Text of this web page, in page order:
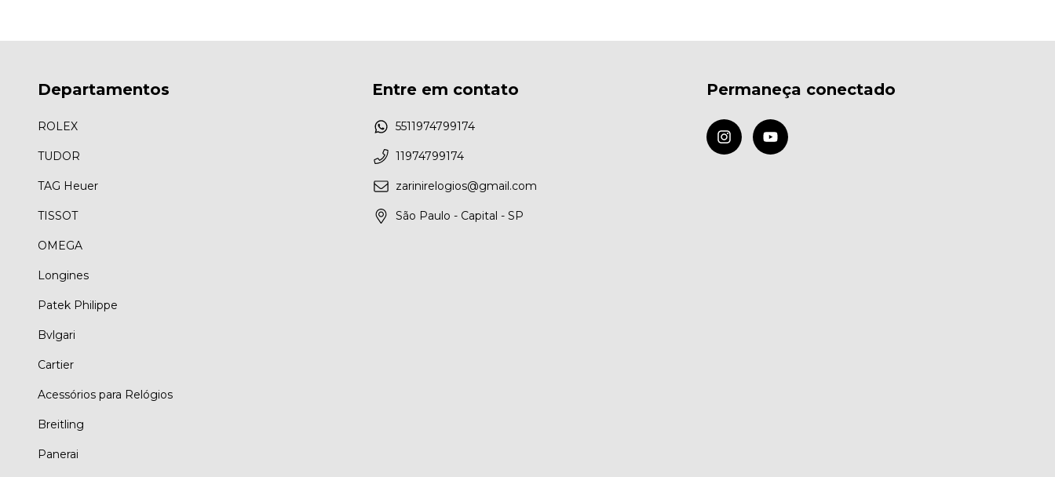
Departamentos
ROLEX
TUDOR
TAG Heuer
TISSOT
OMEGA
Longines
Patek Philippe
Bvlgari
Cartier
Acessórios para Relógios
Breitling
Panerai
Entre em contato
5511974799174
11974799174
zarinirelogios@gmail.com
São Paulo - Capital - SP
Permaneça conectado